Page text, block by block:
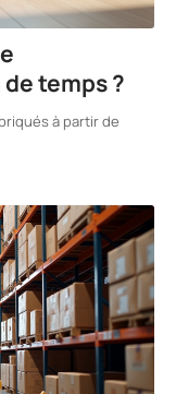
temps ?
à partir de